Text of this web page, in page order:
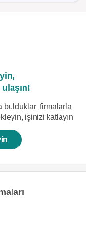
buldukları firmalarla
işinizi katlayın!